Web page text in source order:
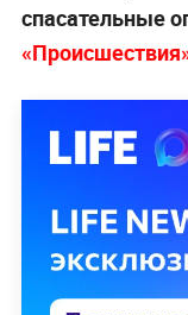
спасательные